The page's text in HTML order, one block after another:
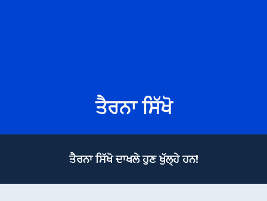
ਤੈਰਨਾ ਸਿੱਖੋ
ਤੈਰਨਾ ਸਿੱਖੋ ਦਾਖਲੇ ਹੁਣ ਖੁੱਲ੍ਹੇ ਹਨ!